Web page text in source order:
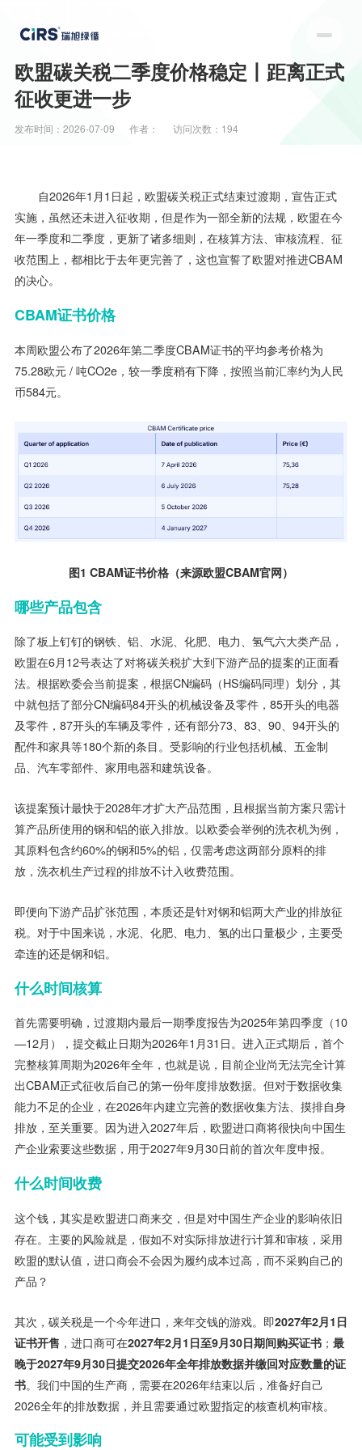
欧盟碳关税二季度价格稳定丨距离正式
征收更进一步
发布时间： 2026-07-09 作者： 访问次数：194
自2026年1月1日起，欧盟碳关税正式结束过渡期，宣告正式
实施，虽然还未进入征收期，但是作为一部全新的法规，欧盟在今
年一季度和二季度，更新了诸多细则，在核算方法、审核流程、征
收范围上，都相比于去年更完善了，这也宣誓了欧盟对推进CBAM
的决心。
CBAM证书价格
本周欧盟公布了2026年第二季度CBAM证书的平均参考价格为
75.28欧元 / 吨CO2e，较一季度稍有下降，按照当前汇率约为人民
币584元。
图1 CBAM证书价格（来源欧盟CBAM官网）
哪些产品包含
除了板上钉钉的钢铁、铝、水泥、化肥、电力、氢气六大类产品，
欧盟在6月12号表达了对将碳关税扩大到下游产品的提案的正面看
法。根据欧委会当前提案，根据CN编码（HS编码同理）划分，其
中就包括了部分CN编码84开头的机械设备及零件，85开头的电器
及零件，87开头的车辆及零件，还有部分73、83、90、94开头的
配件和家具等180个新的条目。受影响的行业包括机械、五金制
品、汽车零部件、家用电器和建筑设备。
该提案预计最快于2028年才扩大产品范围，且根据当前方案只需计
算产品所使用的钢和铝的嵌入排放。以欧委会举例的洗衣机为例，
其原料包含约60%的钢和5%的铝，仅需考虑这两部分原料的排
放，洗衣机生产过程的排放不计入收费范围。
即便向下游产品扩张范围，本质还是针对钢和铝两大产业的排放征
税。对于中国来说，水泥、化肥、电力、氢的出口量极少，主要受
牵连的还是钢和铝。
什么时间核算
首先需要明确，过渡期内最后一期季度报告为2025年第四季度（10
—12月），提交截止日期为2026年1月31日。进入正式期后，首个
完整核算周期为2026年全年，也就是说，目前企业尚无法完全计算
出CBAM正式征收后自己的第一份年度排放数据。但对于数据收集
能力不足的企业，在2026年内建立完善的数据收集方法、摸排自身
排放，至关重要。因为进入2027年后，欧盟进口商将很快向中国生
产企业索要这些数据，用于2027年9月30日前的首次年度申报。
什么时间收费
这个钱，其实是欧盟进口商来交，但是对中国生产企业的影响依旧
存在。主要的风险就是，假如不对实际排放进行计算和审核，采用
欧盟的默认值，进口商会不会因为履约成本过高，而不采购自己的
产品？
其次，碳关税是一个今年进口，来年交钱的游戏。即2027年2月1日
证书开售 ，进口商可在2027年2月1日至9月30日期间购买证书； 最
晚于2027年9月30日提交2026年全年排放数据并缴回对应数量的证
书。我们中国的生产商，需要在2026年结束以后，准备好自己
2026全年的排放数据，并且需要通过欧盟指定的核查机构审核。
可能受到影响